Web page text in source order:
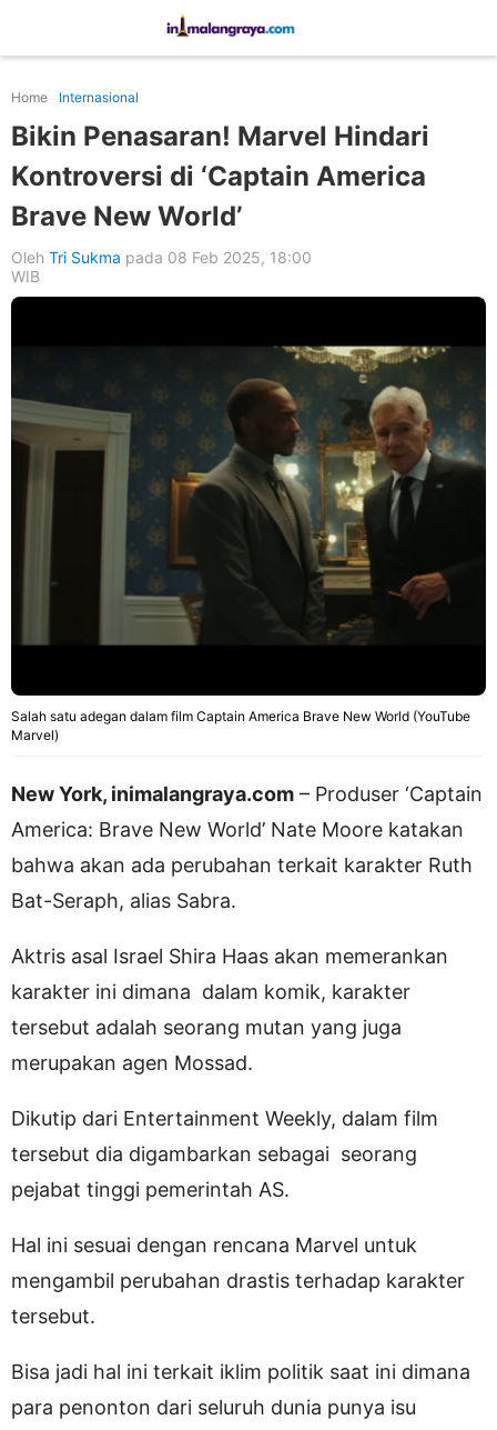
Home Internasional
Bikin Penasaran! Marvel Hindari
Kontroversi di ‘Captain America
Brave New World’
Oleh Tri Sukma pada 08 Feb 2025, 18:00
WIB
Salah satu adegan dalam film Captain America Brave New World (YouTube
Marvel)
New York, inimalangraya.com – Produser ‘Captain
America: Brave New World’ Nate Moore katakan
bahwa akan ada perubahan terkait karakter Ruth
Bat-Seraph, alias Sabra.
Aktris asal Israel Shira Haas akan memerankan
karakter ini dimana dalam komik, karakter
tersebut adalah seorang mutan yang juga
merupakan agen Mossad.
Dikutip dari Entertainment Weekly, dalam film
tersebut dia digambarkan sebagai seorang
pejabat tinggi pemerintah AS.
Hal ini sesuai dengan rencana Marvel untuk
mengambil perubahan drastis terhadap karakter
tersebut.
Bisa jadi hal ini terkait iklim politik saat ini dimana
para penonton dari seluruh dunia punya isu